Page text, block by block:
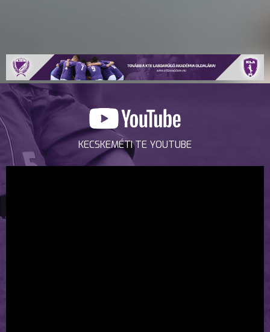
KECSKEMÉTI TE YOUTUBE